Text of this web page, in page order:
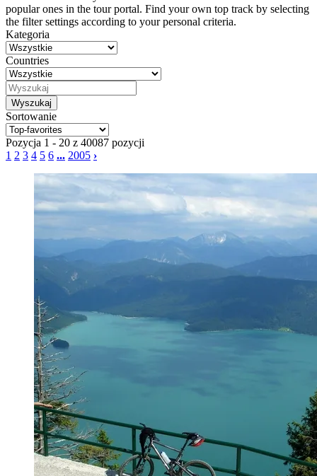
popular ones in the tour portal. Find your own top track by selecting
the filter settings according to your personal criteria.
Kategoria
Countries
Sortowanie
Pozycja 1 - 20 z 40087 pozycji
1 2 3 4 5 6 ... 2005 ›